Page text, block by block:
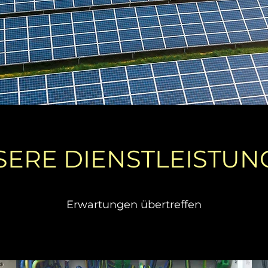
Erwartungen übertreffen